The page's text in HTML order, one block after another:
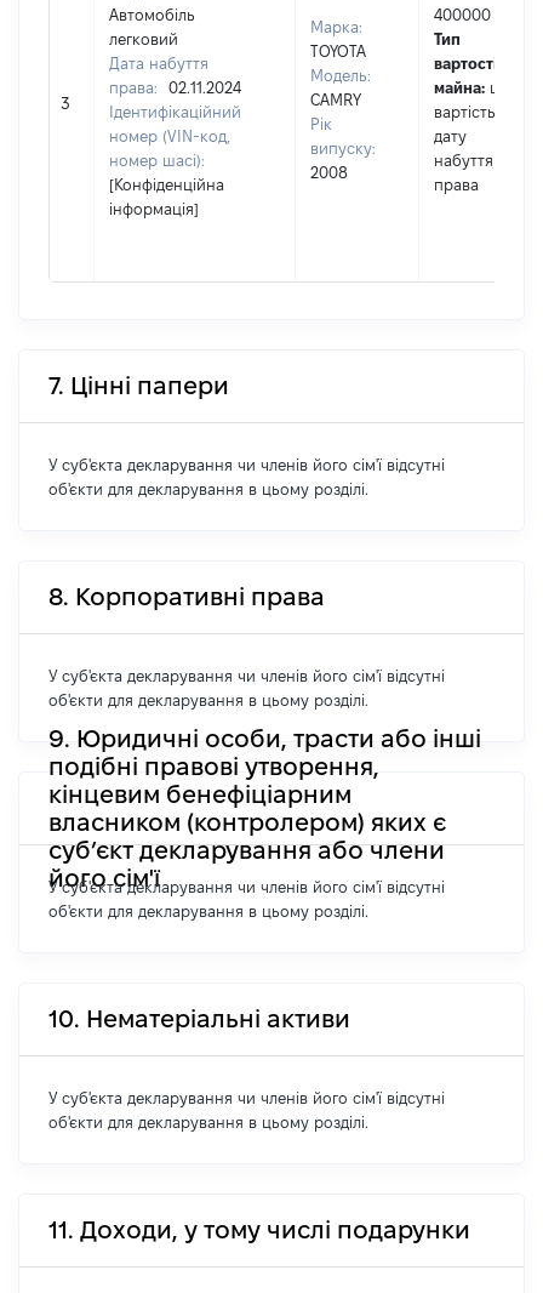
3
Автомобіль
легковий
Дата набуття
права:
02.11.2024
Ідентифікаційний
номер (VIN-код,
номер шасі):
[Конфіденційна
інформація]
Марка:
TOYOTA
Модель:
CAMRY
Рік
випуску:
2008
400000
Тип
вартості
майна: це
вартість на
дату
набуття
права
7. Цінні папери
У суб'єкта декларування чи членів його сім'ї відсутні
об'єкти для декларування в цьому розділі.
8. Корпоративні права
У суб'єкта декларування чи членів його сім'ї відсутні
об'єкти для декларування в цьому розділі.
9. Юридичні особи, трасти або інші
подібні правові утворення,
кінцевим бенефіціарним
власником (контролером) яких є
суб’єкт декларування або члени
його сім'ї
У суб'єкта декларування чи членів його сім'ї відсутні
об'єкти для декларування в цьому розділі.
10. Нематеріальні активи
У суб'єкта декларування чи членів його сім'ї відсутні
об'єкти для декларування в цьому розділі.
11. Доходи, у тому числі подарунки